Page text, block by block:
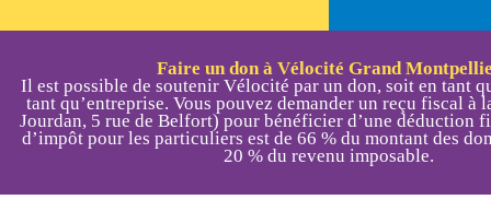
Faire un don à Vélocité Grand
Il est possible de soutenir Vélocité par un don, soit en tant
tant qu’entreprise. Vous pouvez demander un reçu fiscal à
Jourdan, 5 rue de Belfort) pour bénéficier d’une déduction
d’impôt pour les particuliers est de 66 % du montant des
20 % du revenu imposable.